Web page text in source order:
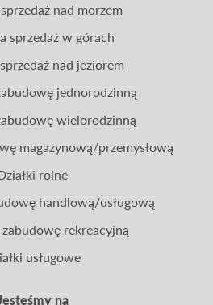
na
nad morzem
sprzedaż w górach
nad jeziorem
jednorodzinną
wielorodzinną
magazynową/przemysłową
rolne
handlową/usługową
zabudowę rekreacyjną
usługowe